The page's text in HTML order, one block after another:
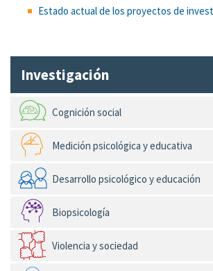
Estado actual de los proyectos de
Investigación
Cognición social
Medición psicológica y educativa
Desarrollo psicológico y educación
Biopsicología
Violencia y sociedad